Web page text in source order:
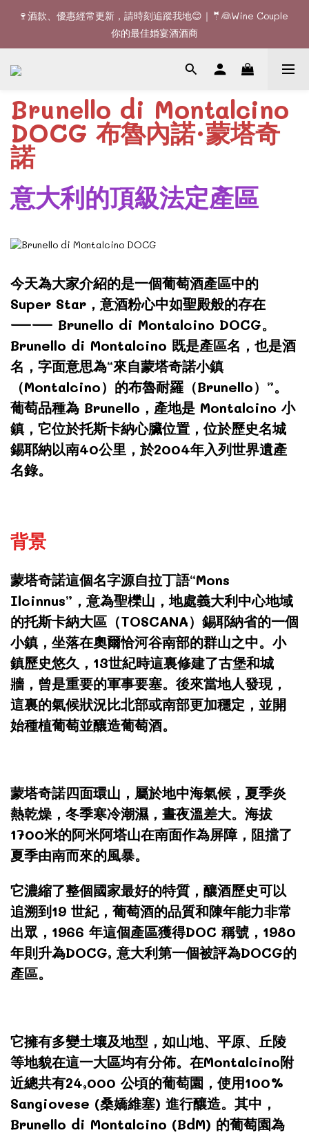
🚚全單滿$1200或6支可享免費送貨 (香港)｜🆕全新澳門送貨服務
(詳情請查詢)
🍷酒款、優惠經常更新，請時刻追蹤我地😊｜🤵👰Wine Couple
你的最佳婚宴酒酒商
🚚全單滿$1200或6支可享免費送貨 (香港)｜🆕全新澳門送貨服務
Brunello di Montalcino
DOCG 布魯內諾·蒙塔奇
諾
意大利的頂級法定產區
今天為大家介紹的是一個葡萄酒產區中的
Super Star，意酒粉心中如聖殿般的存在
—— Brunello di Montalcino DOCG。
Brunello di Montalcino 既是產區名，也是酒
名，字面意思為“來自蒙塔奇諾小鎮
（Montalcino）的布魯耐羅（Brunello）”。
葡萄品種為 Brunello，產地是 Montalcino 小
鎮，它位於托斯卡納心臟位置，位於歷史名城
錫耶納以南40公里，於2004年入列世界遺產
名錄。
背景
蒙塔奇諾這個名字源自拉丁語“Mons
Ilcinnus”，意為聖櫟山，地處義大利中心地域
的托斯卡納大區（TOSCANA）錫耶納省的一個
小鎮，坐落在奧爾恰河谷南部的群山之中。小
鎮歷史悠久，13世紀時這裏修建了古堡和城
牆，曾是重要的軍事要塞。後來當地人發現，
這裏的氣候狀況比北部或南部更加穩定，並開
始種植葡萄並釀造葡萄酒。
蒙塔奇諾四面環山，屬於地中海氣候，夏季炎
熱乾燥，冬季寒冷潮濕，晝夜溫差大。海拔
1700米的阿米阿塔山在南面作為屏障，阻擋了
夏季由南而來的風暴。
它濃縮了整個國家最好的特質，釀酒歷史可以
追溯到19 世紀，葡萄酒的品質和陳年能力非常
出眾，1966 年這個產區獲得DOC 稱號，1980
年則升為DOCG, 意大利第一個被評為DOCG的
產區。
它擁有多變土壤及地型，如山地、平原、丘陵
等地貌在這一大區均有分佈。在Montalcino附
近總共有24,000 公頃的葡萄園，使用100%
Sangiovese (桑嬌維塞) 進行釀造。其中，
Brunello di Montalcino (BdM) 的葡萄園為